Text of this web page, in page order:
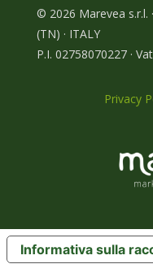
© 2026 Marevea s.r.l.
(TN) · ITALY
P.I. 02758070227 ·
Privacy
Informativa sulla